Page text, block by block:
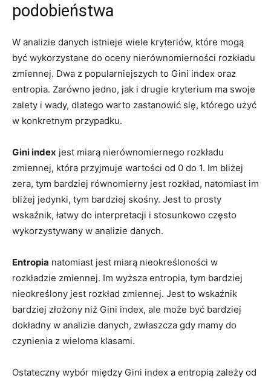
podobieństwa
W analizie danych istnieje wiele kryteriów,⁤ które mogą
być wykorzystane do oceny nierównomierności rozkładu
zmiennej. Dwa z popularniejszych to Gini ⁢index ​oraz
entropia. Zarówno jedno, jak i drugie‍ kryterium⁢ ma swoje
zalety i wady,⁢ dlatego warto zastanowić ⁣się, którego użyć
w konkretnym przypadku.
Gini index jest miarą nierównomiernego rozkładu
zmiennej, która przyjmuje wartości od ‌0 do 1. Im bliżej
zera, tym bardziej równomierny jest rozkład, natomiast im
bliżej jedynki, tym bardziej skośny. Jest to prosty
wskaźnik, łatwy do interpretacji i stosunkowo często
wykorzystywany w analizie danych.
Entropia ⁤natomiast jest miarą nieokreśloności w
rozkładzie zmiennej.‌ Im wyższa entropia, tym bardziej
nieokreślony jest rozkład zmiennej. Jest to wskaźnik
bardziej złożony niż Gini index,‍ ale może być bardziej
dokładny w analizie ​danych,‌ zwłaszcza gdy mamy⁢ do‍
czynienia z wieloma klasami.
Ostateczny wybór między Gini ‌index a entropią zależy od